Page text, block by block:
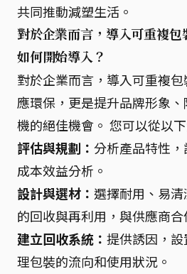
共同推動減塑生活。
對於企業而言，導入可重複包
如何開始導入？
對於企業而言，導入可重複
應環保，更是提升品牌形象
機的絕佳機會。 您可以從以
評估與規劃： 分析產品特性
成本效益分析。
設計與選材： 選擇耐用、易
的回收與再利用，與供應商合
建立回收系統： 提供誘因，
理包裝的流向和使用狀況。